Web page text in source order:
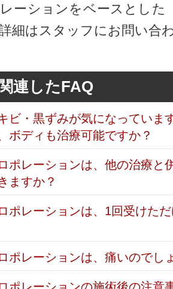
ーションをベースとした
細はスタッフにお問い合
連したFAQ
ビ・黒ずみが気になっていま
ボディも治療可能ですか？
ポレーションは、他の治療と
ますか？
ポレーションは、1回受けた
ポレーションは、痛いのでし